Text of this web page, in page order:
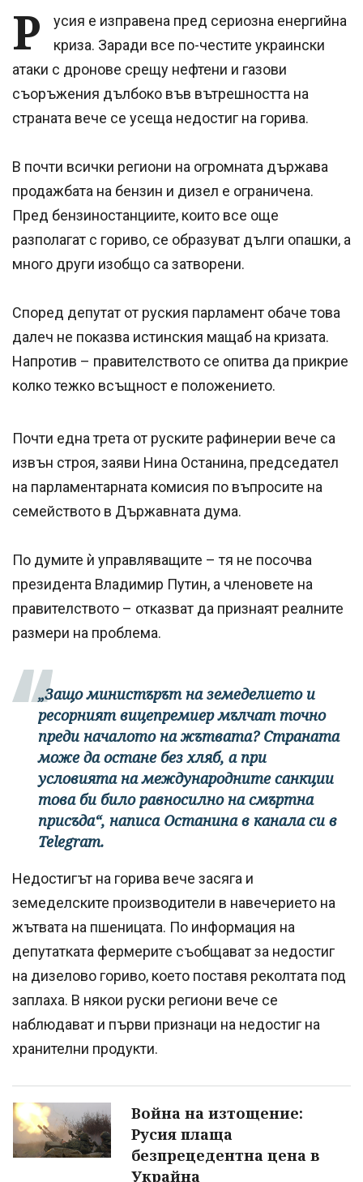
Р
усия е изправена пред сериозна енергийна
криза. Заради все по-честите украински
атаки с дронове срещу нефтени и газови
съоръжения дълбоко във вътрешността на
страната вече се усеща недостиг на горива.
В почти всички региони на огромната държава
продажбата на бензин и дизел е ограничена.
Пред бензиностанциите, които все още
разполагат с гориво, се образуват дълги опашки, а
много други изобщо са затворени.
Според депутат от руския парламент обаче това
далеч не показва истинския мащаб на кризата.
Напротив – правителството се опитва да прикрие
колко тежко всъщност е положението.
Почти една трета от руските рафинерии вече са
извън строя, заяви Нина Останина, председател
на парламентарната комисия по въпросите на
семейството в Държавната дума.
По думите ѝ управляващите – тя не посочва
президента Владимир Путин, а членовете на
правителството – отказват да признаят реалните
размери на проблема.
„Защо министърът на земеделието и
ресорният вицепремиер мълчат точно
преди началото на жътвата? Страната
може да остане без хляб, а при
условията на международните санкции
това би било равносилно на смъртна
присъда“, написа Останина в канала си в
Telegram.
Недостигът на горива вече засяга и
земеделските производители в навечерието на
жътвата на пшеницата. По информация на
депутатката фермерите съобщават за недостиг
на дизелово гориво, което поставя реколтата под
заплаха. В някои руски региони вече се
наблюдават и първи признаци на недостиг на
хранителни продукти.
Война на изтощение:
Русия плаща
безпрецедентна цена в
Украйна